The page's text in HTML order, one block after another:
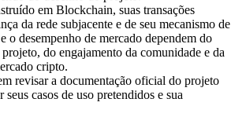
USDC como garantia
em Blockchain, suas transações
da rede subjacente e de seu mecanismo de
o desempenho de mercado dependem do
do engajamento da comunidade e da
cripto.
revisar a documentação oficial do projeto
seus casos de uso pretendidos e sua